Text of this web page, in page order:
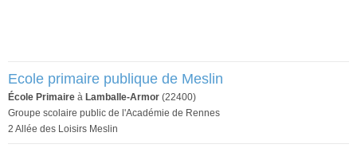
Ecole primaire publique de Meslin
École Primaire à Lamballe-Armor (22400)
Groupe scolaire public de l'Académie de Rennes
2 Allée des Loisirs Meslin